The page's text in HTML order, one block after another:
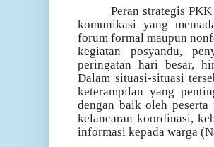
Peran strategis
komunikasi yang
forum formal maupun
kegiatan posyandu,
peringatan hari besar,
Dalam situasi-situasi
keterampilan yang
dengan baik oleh
kelancaran koordinasi,
informasi kepada warga